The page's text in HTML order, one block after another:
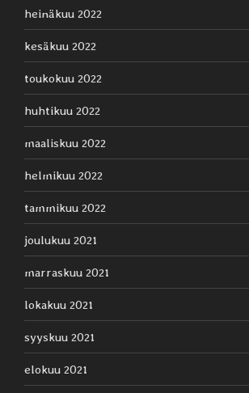
heinäkuu 2022
kesäkuu 2022
toukokuu 2022
huhtikuu 2022
maaliskuu 2022
helmikuu 2022
tammikuu 2022
joulukuu 2021
marraskuu 2021
lokakuu 2021
syyskuu 2021
elokuu 2021